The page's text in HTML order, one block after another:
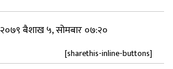
२०७९ बैशाख ५, सोमबार ०७:२०
[sharethis-inline-buttons]